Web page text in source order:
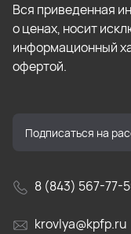
Вся приведенная
о ценах, носит
информационный
офертой.
8 (843) 567-77-
krovlya@kpfp.ru